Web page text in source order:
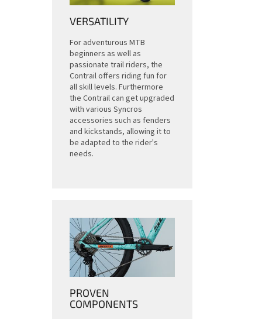
VERSATILITY
For adventurous MTB
beginners as well as
passionate trail riders, the
Contrail offers riding fun for
all skill levels. Furthermore
the Contrail can get upgraded
with various Syncros
accessories such as fenders
and kickstands, allowing it to
be adapted to the rider's
needs.
PROVEN
COMPONENTS